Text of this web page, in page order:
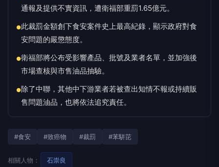
通報及提供不實資訊，遭衛福部重罰1.65億元。
●此裁罰金額創下食安案件史上最高紀錄，顯示政府對食
安問題的嚴懲態度。
●衛福部將公布受影響產品、批號及業者名單，並加強後
市場查核與市售油品抽驗。
●除了中聯，其他中下游業者若被查出知情不報或持續販
售問題油品，也將依法追究責任。
#食安 #致癌物 #裁罰 #苯駢芘
相關人物： 石崇良